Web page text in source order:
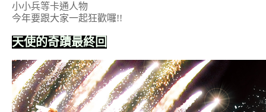
小小兵等卡通人物
今年要跟大家一起狂歡囉!!
天使的奇蹟最終回